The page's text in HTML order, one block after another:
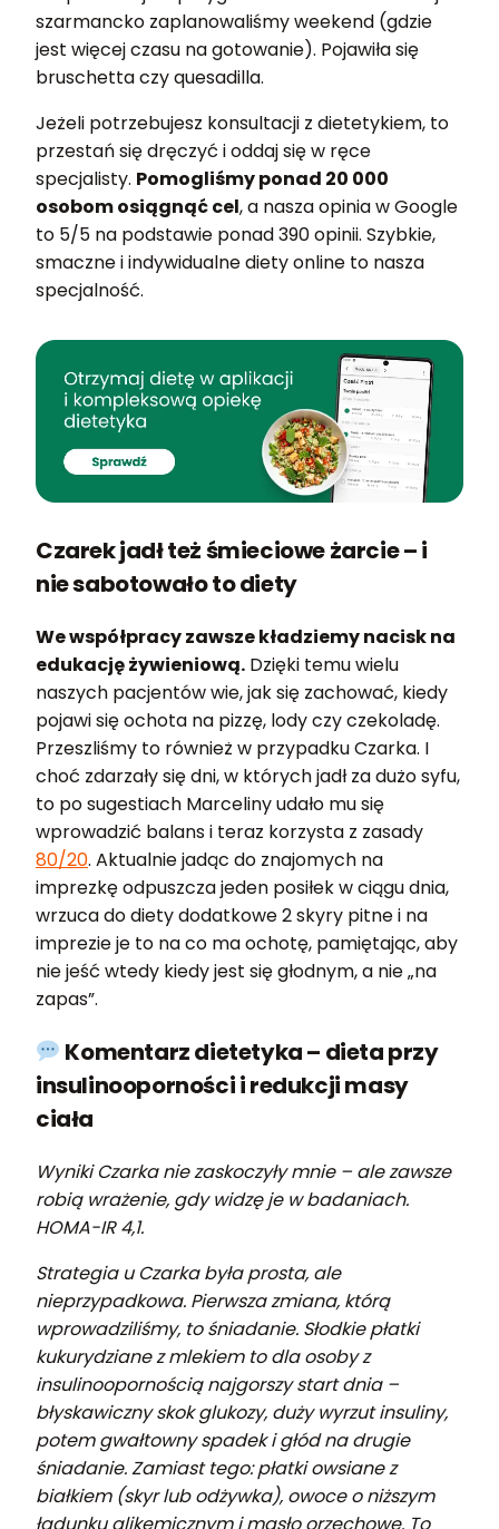
szarmancko zaplanowaliśmy weekend (gdzie
jest więcej czasu na gotowanie). Pojawiła się
bruschetta czy quesadilla.
Jeżeli potrzebujesz konsultacji z dietetykiem, to
przestań się dręczyć i oddaj się w ręce
specjalisty. Pomogliśmy ponad 20 000
osobom osiągnąć cel, a nasza opinia w Google
to 5/5 na podstawie ponad 390 opinii. Szybkie,
smaczne i indywidualne diety online to nasza
specjalność.
Czarek jadł też śmieciowe żarcie – i
nie sabotowało to diety
We współpracy zawsze kładziemy nacisk na
edukację żywieniową. Dzięki temu wielu
naszych pacjentów wie, jak się zachować, kiedy
pojawi się ochota na pizzę, lody czy czekoladę.
Przeszliśmy to również w przypadku Czarka. I
choć zdarzały się dni, w których jadł za dużo syfu,
to po sugestiach Marceliny udało mu się
wprowadzić balans i teraz korzysta z zasady
80/20. Aktualnie jadąc do znajomych na
imprezkę odpuszcza jeden posiłek w ciągu dnia,
wrzuca do diety dodatkowe 2 skyry pitne i na
imprezie je to na co ma ochotę, pamiętając, aby
nie jeść wtedy kiedy jest się głodnym, a nie „na
zapas”.
Komentarz dietetyka – dieta przy
insulinooporności i redukcji masy
ciała
Wyniki Czarka nie zaskoczyły mnie – ale zawsze
robią wrażenie, gdy widzę je w badaniach.
HOMA-IR 4,1.
Strategia u Czarka była prosta, ale
nieprzypadkowa. Pierwsza zmiana, którą
wprowadziliśmy, to śniadanie. Słodkie płatki
kukurydziane z mlekiem to dla osoby z
insulinoopornością najgorszy start dnia –
błyskawiczny skok glukozy, duży wyrzut insuliny,
potem gwałtowny spadek i głód na drugie
śniadanie. Zamiast tego: płatki owsiane z
białkiem (skyr lub odżywka), owoce o niższym